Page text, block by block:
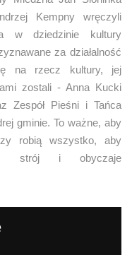
Kempny wręczyli
w dziedzinie kultury
za działalność
na rzecz kultury, jej
zostali - Anna Kucki
Zespół Pieśni i Tańca
gminie. To ważne, aby
robią wszystko, aby
strój i obyczaje